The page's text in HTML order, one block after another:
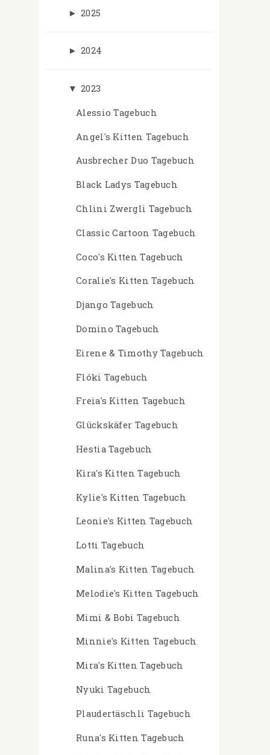
► 2025
► 2024
▼ 2023
Alessio Tagebuch
Angel's Kitten Tagebuch
Ausbrecher Duo Tagebuch
Black Ladys Tagebuch
Chlini Zwergli Tagebuch
Classic Cartoon Tagebuch
Coco's Kitten Tagebuch
Coralie's Kitten Tagebuch
Django Tagebuch
Domino Tagebuch
Eirene & Timothy Tagebuch
Flóki Tagebuch
Freia's Kitten Tagebuch
Glückskäfer Tagebuch
Hestia Tagebuch
Kira's Kitten Tagebuch
Kylie's Kitten Tagebuch
Leonie's Kitten Tagebuch
Lotti Tagebuch
Malina's Kitten Tagebuch
Melodie's Kitten Tagebuch
Mimi & Bobi Tagebuch
Minnie's Kitten Tagebuch
Mira's Kitten Tagebuch
Nyuki Tagebuch
Plaudertäschli Tagebuch
Runa's Kitten Tagebuch